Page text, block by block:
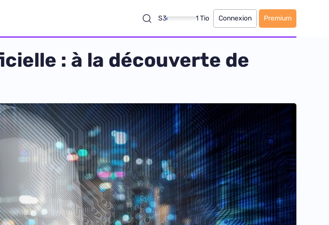
S3 1 Tio Connexion Premium
: à la découverte de